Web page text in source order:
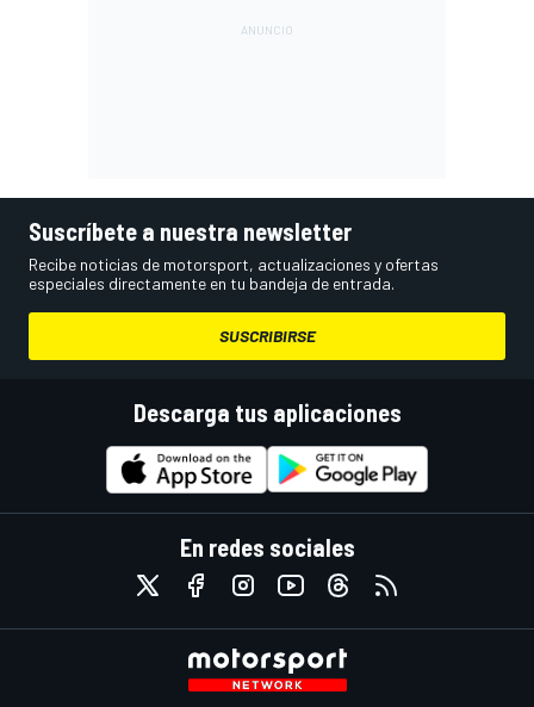
Suscríbete a nuestra newsletter
Recibe noticias de motorsport, actualizaciones y ofertas
especiales directamente en tu bandeja de entrada.
SUSCRIBIRSE
Descarga tus aplicaciones
En redes sociales